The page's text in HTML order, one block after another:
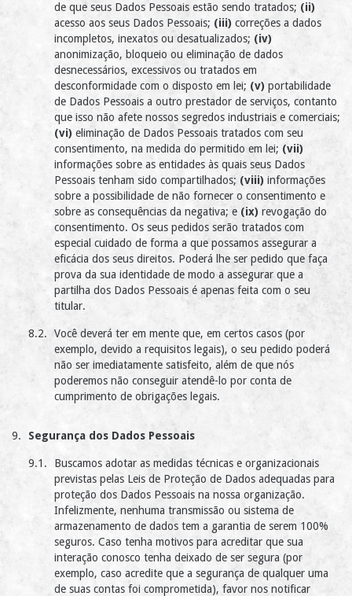
de que seus Dados Pessoais estão sendo tratados; (ii)
acesso aos seus Dados Pessoais; (iii) correções a dados
incompletos, inexatos ou desatualizados; (iv)
anonimização, bloqueio ou eliminação de dados
desnecessários, excessivos ou tratados em
desconformidade com o disposto em lei; (v) portabilidade
de Dados Pessoais a outro prestador de serviços, contanto
que isso não afete nossos segredos industriais e comerciais;
(vi) eliminação de Dados Pessoais tratados com seu
consentimento, na medida do permitido em lei; (vii)
informações sobre as entidades às quais seus Dados
Pessoais tenham sido compartilhados; (viii) informações
sobre a possibilidade de não fornecer o consentimento e
sobre as consequências da negativa; e (ix) revogação do
consentimento. Os seus pedidos serão tratados com
especial cuidado de forma a que possamos assegurar a
eficácia dos seus direitos. Poderá lhe ser pedido que faça
prova da sua identidade de modo a assegurar que a
partilha dos Dados Pessoais é apenas feita com o seu
titular.
Você deverá ter em mente que, em certos casos (por
exemplo, devido a requisitos legais), o seu pedido poderá
não ser imediatamente satisfeito, além de que nós
poderemos não conseguir atendê-lo por conta de
cumprimento de obrigações legais.
Segurança dos Dados Pessoais
Buscamos adotar as medidas técnicas e organizacionais
previstas pelas Leis de Proteção de Dados adequadas para
proteção dos Dados Pessoais na nossa organização.
Infelizmente, nenhuma transmissão ou sistema de
armazenamento de dados tem a garantia de serem 100%
seguros. Caso tenha motivos para acreditar que sua
interação conosco tenha deixado de ser segura (por
exemplo, caso acredite que a segurança de qualquer uma
de suas contas foi comprometida), favor nos notificar